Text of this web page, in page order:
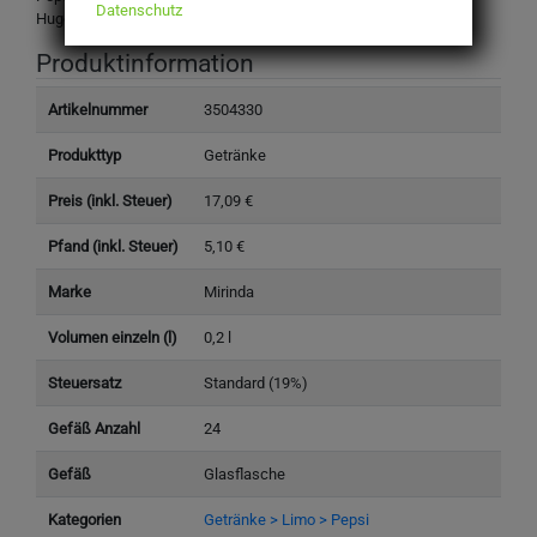
Hugenottenallee 173, 63263 Neu-Isenburg, Germany
Produktinformation
Artikelnummer 3504330
Produkttyp Getränke
Preis (inkl. Steuer) 17,09 €
Pfand (inkl. Steuer) 5,10 €
Marke Mirinda
Volumen einzeln (l) 0,2 l
Steuersatz Standard (19%)
Gefäß Anzahl 24
Gefäß Glasflasche
Kategorien
Getränke > Limo > Pepsi
Datenschutz